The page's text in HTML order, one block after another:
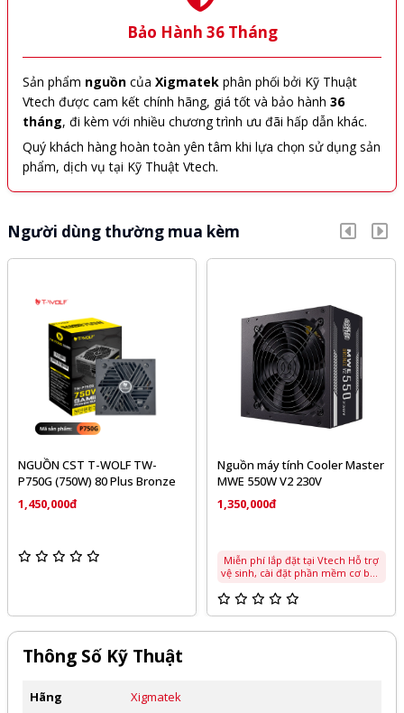
Bảo Hành 36 Tháng
Sản phẩm nguồn của Xigmatek phân phối bởi Kỹ Thuật
Vtech được cam kết chính hãng, giá tốt và bảo hành 36
tháng, đi kèm với nhiều chương trình ưu đãi hấp dẫn khác.
Quý khách hàng hoàn toàn yên tâm khi lựa chọn sử dụng sản
phẩm, dịch vụ tại Kỹ Thuật Vtech.
Người dùng thường mua kèm
TW-
Bronze
Nguồn máy tính Cooler Master
MWE 550W V2 230V
Miễn phí lắp đặt tại Vtech Hỗ trợ
vệ sinh, cài đặt phần mềm cơ bản
Nguồn máy tính
- 650W - 80 Plus
Thông Số Kỹ Thuật
Hãng
Xigmatek